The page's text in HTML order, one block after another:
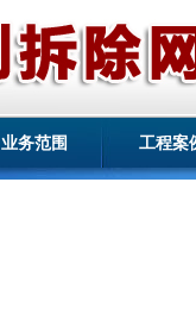
业务范围 工程案